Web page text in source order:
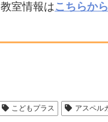
教室情報はこちらか
こどもプラス アスペル